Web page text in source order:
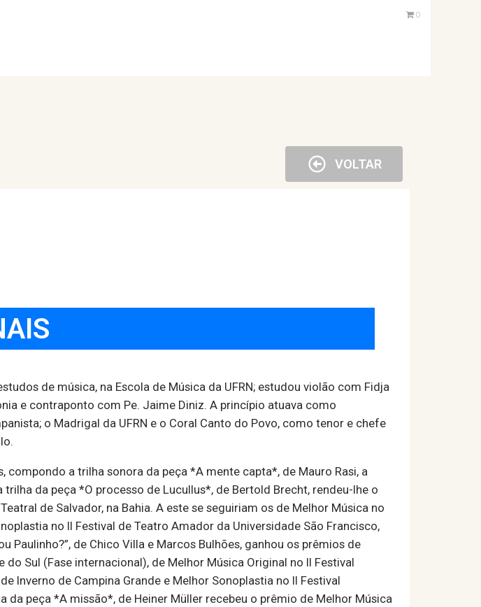
0
VOLTAR
de música, na Escola de Música da UFRN; estudou violão com Fidja
e contraponto com Pe. Jaime Diniz. A princípio atuava como
o Madrigal da UFRN e o Coral Canto do Povo, como tenor e chefe
a trilha sonora da peça *A mente capta*, de Mauro Rasi, a
da peça *O processo de Lucullus*, de Bertold Brecht, rendeu-lhe o
de Salvador, na Bahia. A este se seguiriam os de Melhor Música no
no II Festival de Teatro Amador da Universidade São Francisco,
Paulinho?”, de Chico Villa e Marcos Bulhões, ganhou os prêmios de
Sul (Fase internacional), de Melhor Música Original no II Festival
Inverno de Campina Grande e Melhor Sonoplastia no II Festival
peça *A missão*, de Heiner Müller recebeu o prêmio de Melhor Música